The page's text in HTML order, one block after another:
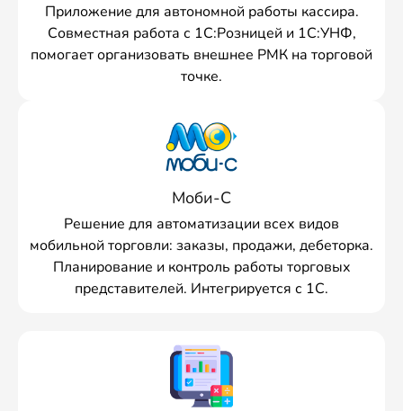
Приложение для автономной работы кассира.
Совместная работа с 1С:Розницей и 1С:УНФ,
помогает организовать внешнее РМК на торговой
точке.
Моби-С
Решение для автоматизации всех видов
мобильной торговли: заказы, продажи, дебеторка.
Планирование и контроль работы торговых
представителей. Интегрируется с 1С.